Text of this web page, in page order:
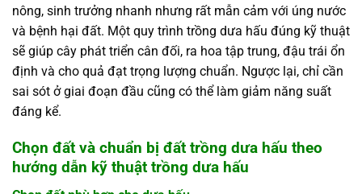
nông, sinh trưởng nhanh nhưng rất mẫn cảm với úng nước
và bệnh hại đất. Một quy trình trồng dưa hấu đúng kỹ thuật
sẽ giúp cây phát triển cân đối, ra hoa tập trung, đậu trái ổn
định và cho quả đạt trọng lượng chuẩn. Ngược lại, chỉ cần
sai sót ở giai đoạn đầu cũng có thể làm giảm năng suất
đáng kể.
Chọn đất và chuẩn bị đất trồng dưa hấu theo
hướng dẫn kỹ thuật trồng dưa hấu